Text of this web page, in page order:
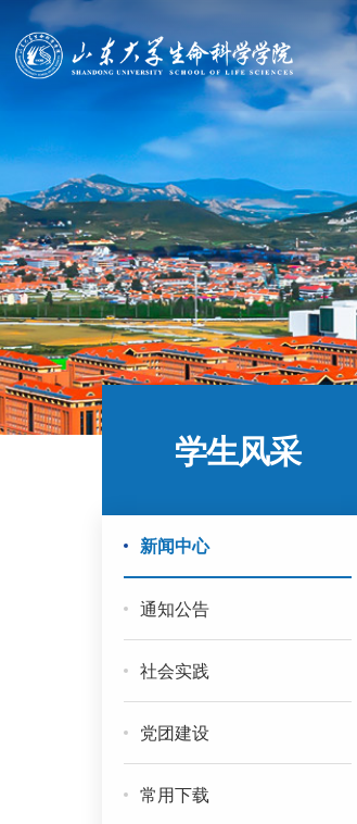
学生风采
新闻中心
通知公告
社会实践
党团建设
常用下载